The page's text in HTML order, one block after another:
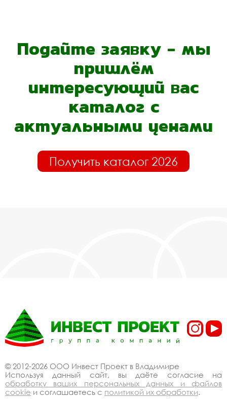
Подайте заявку - мы
пришлём
интересующий вас
каталог с
актуальными ценами
Получить каталог 2026
© 2012-2026 ООО Инвест Проект в Владимире
Используя данный сайт, вы даёте согласие на
обработку ваших персональных данных и файлов
cookie и соглашаетесь с политикой их обработки